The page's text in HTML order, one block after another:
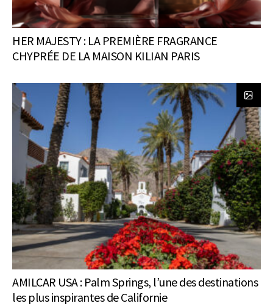
HER MAJESTY : LA PREMIÈRE FRAGRANCE
CHYPRÉE DE LA MAISON KILIAN PARIS
AMILCAR USA : Palm Springs, l’une des destinations
les plus inspirantes de Californie